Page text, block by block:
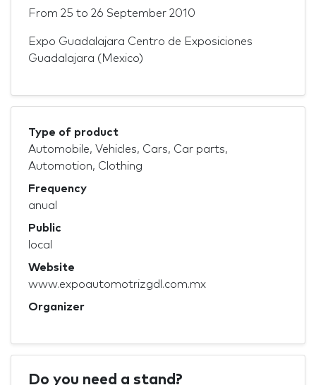
From 25 to 26 September 2010
Expo Guadalajara Centro de Exposiciones
Guadalajara (Mexico)
Type of product
Automobile, Vehicles, Cars, Car parts,
Automotion, Clothing
Frequency
anual
Public
local
Website
www.expoautomotrizgdl.com.mx
Organizer
Do you need a stand?